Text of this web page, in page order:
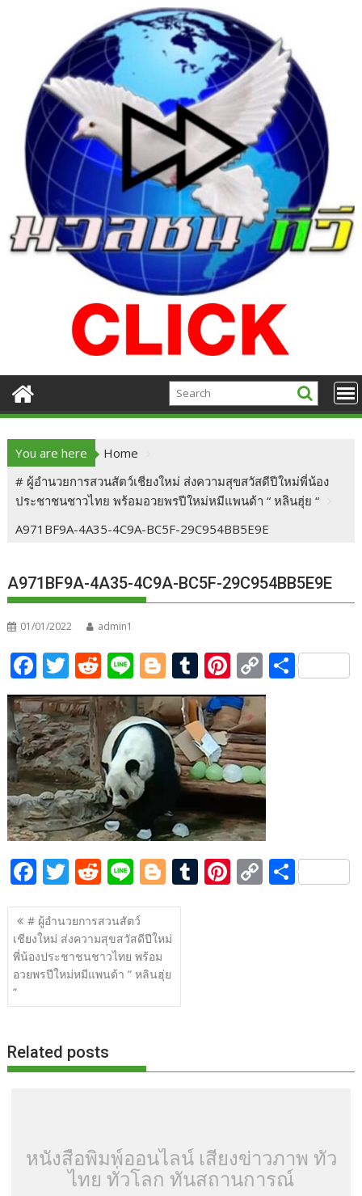
You are here
Home
# ผู้อำนวยการสวนสัตว์เชียงใหม่ ส่งความสุขสวัสดีปีใหม่พี่น้อง
ประชาชนชาวไทย พร้อมอวยพรปีใหม่หมีแพนด้า “ หลินฮุ่ย “
A971BF9A-4A35-4C9A-BC5F-29C954BB5E9E
A971BF9A-4A35-4C9A-BC5F-29C954BB5E9E
01/01/2022 admin1
F
ac
e
b
o
o
k
T
w
itt
er
R
e
d
di
t
Li
n
e
Bl
o
g
g
er
T
u
m
bl
r
Pi
nt
er
e
st
C
o
p
y
Li
n
k
S
F
ac
e
b
o
o
T
w
itt
er
R
e
d
di
t
Li
n
e
Bl
o
g
er
T Pi C S
แนะแนว
เรื่อง
# ผู้อำนวยการสวนสัตว์
เชียงใหม่ ส่งความสุขสวัสดีปีใหม่
พี่น้องประชาชนชาวไทย พร้อม
อวยพรปีใหม่หมีแพนด้า “ หลินฮุ่ย
“
Related posts
หนังสือพิมพ์ออนไลน์ เสียงข่าวภาพ ทั่ว
ไทย ทั่วโลก ทันสถานการณ์